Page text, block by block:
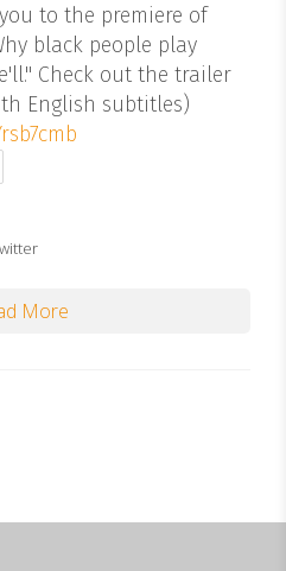
to the premiere of
black people play
Check out the trailer
English subtitles)
More